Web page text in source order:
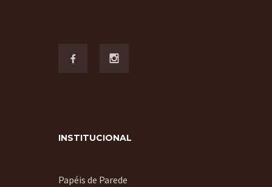
INSTITUCIONAL
Papéis de Parede